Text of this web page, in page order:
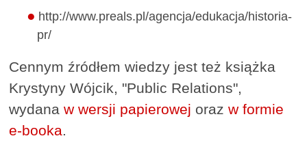
http://www.preals.pl/agencja/edukacja/historia-
pr/
Cennym źródłem wiedzy jest też książka
Krystyny Wójcik, "Public Relations",
wydanaw wersji papierowej orazw formie
e-booka.